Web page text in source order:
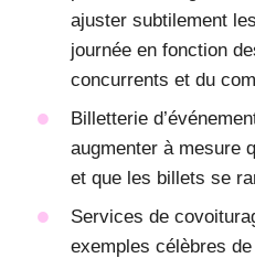
ajuster subtilement
journée en fonction
concurrents et du
Billetterie
augmenter à mesure
et que les billets se
Services de
exemples célèbres